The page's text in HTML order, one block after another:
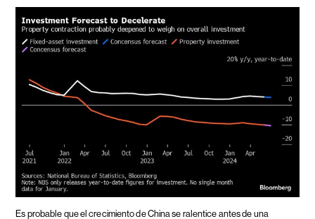
Es probable que el crecimiento de China se ralentice antes de una